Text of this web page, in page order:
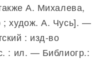
А. Михалева,
; худож. А. Чусь]. —
: изд-во
: ил. — Библиогр.: